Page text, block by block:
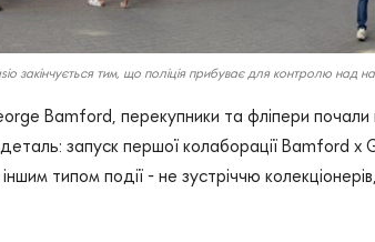
закінчується тим, що поліція прибуває для контролю над
Bamford, перекупники та фліпери
запуск першої колаборації Bamford
типом події - не зустріччю